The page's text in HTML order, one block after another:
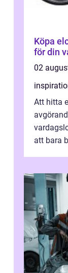
Köpa elcykel så väljer
för din
02
Att hitta
att bara